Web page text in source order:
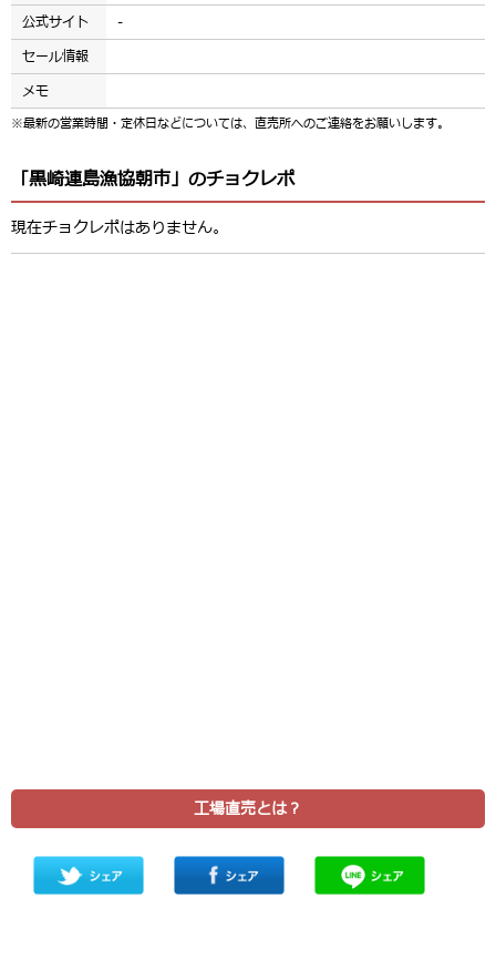
公式サイト
-
セール情報
メモ
※最新の営業時間・定休日などについては、直売所へのご連絡をお願いします。
「黒崎連島漁協朝市」のチョクレポ
現在チョクレポはありません。
工場直売とは？